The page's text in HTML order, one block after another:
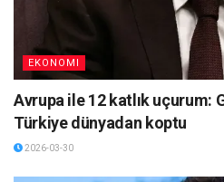
EKONOMI
Avrupa ile 12 katlık uçurum:
Türkiye dünyadan koptu
2026-03-30